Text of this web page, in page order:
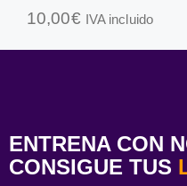
10,00€ IVA incluido
ENTRENA CON
CONSIGUE TUS